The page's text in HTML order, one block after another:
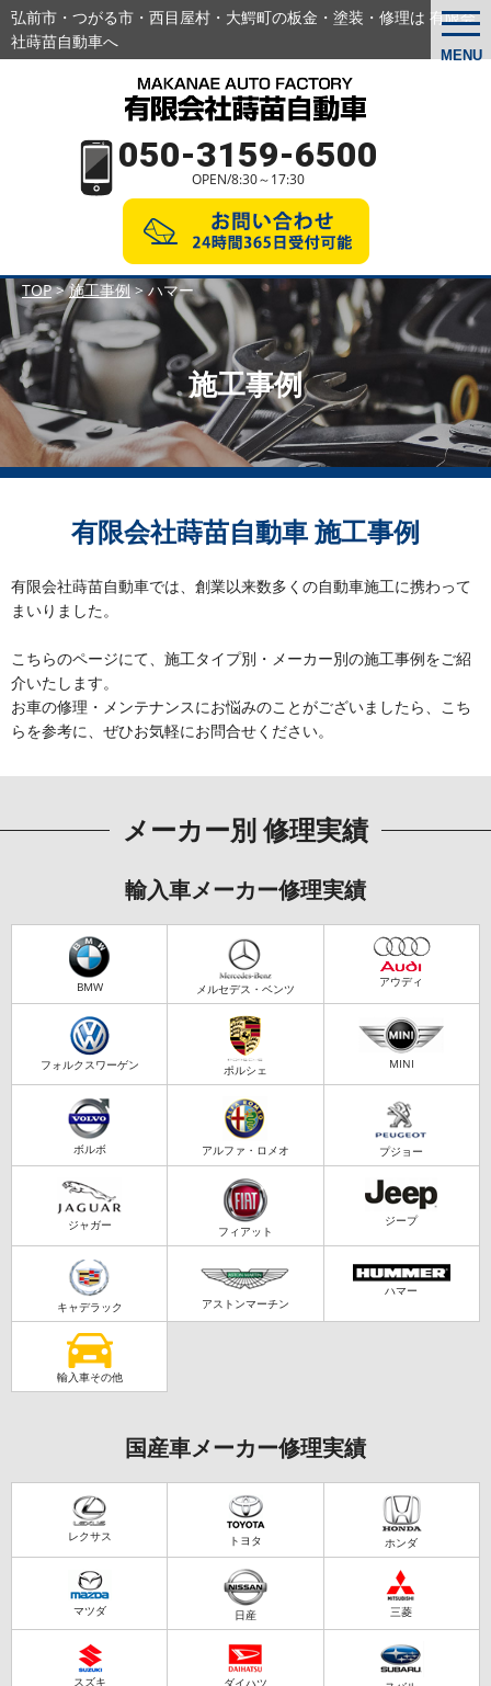
MENU
弘前市・つがる市・西目屋村・大鰐町の板金・塗装・修理は 有限会
社蒔苗自動車へ
050-3159-6500
OPEN/8:30～17:30
TOP>施工事例>ハマー
施工事例
有限会社蒔苗自動車 施工事例
有限会社蒔苗自動車では、創業以来数多くの自動車施工に携わって
まいりました。
こちらのページにて、施工タイプ別・メーカー別の施工事例をご紹
介いたします。
お車の修理・メンテナンスにお悩みのことがございましたら、こち
らを参考に、ぜひお気軽にお問合せください。
メーカー別 修理実績
輸入車メーカー修理実績
BMW メルセデス・ベンツ アウディ
フォルクスワーゲン ポルシェ MINI
ボルボ アルファ・ロメオ プジョー
ジャガー フィアット
ジープ
キャデラック アストンマーチン
ハマー
輸入車その他
国産車メーカー修理実績
レクサス トヨタ ホンダ
マツダ 日産 三菱
スズキ ダイハツ